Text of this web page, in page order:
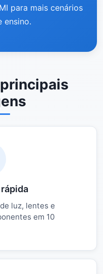
para mais cenários
ensino.
luz, lentes e
em 10